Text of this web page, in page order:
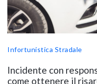
Infortunistica Stradale
Incidente con
come ottenere il